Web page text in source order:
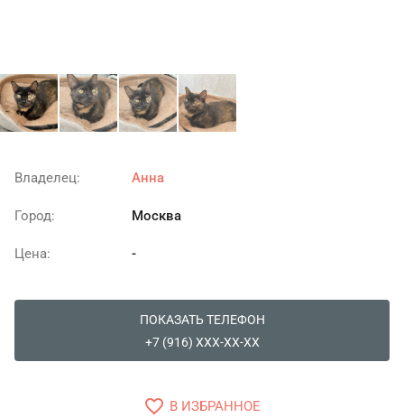
Владелец: Анна
Город: Москва
Цена: -
ПОКАЗАТЬ ТЕЛЕФОН
+7 (916) XXX-XX-XX
favorite_border В ИЗБРАННОЕ